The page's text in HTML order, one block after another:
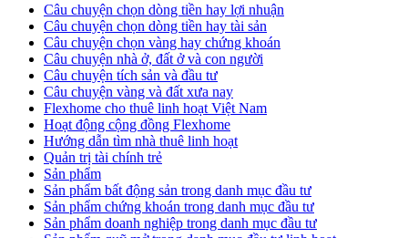
Câu chuyện chọn dòng tiền hay lợi nhuận
Câu chuyện chọn dòng tiền hay tài sản
Câu chuyện chọn vàng hay chứng khoán
Câu chuyện nhà ở, đất ở và con người
Câu chuyện tích sản và đầu tư
Câu chuyện vàng và đất xưa nay
Flexhome cho thuê linh hoạt Việt Nam
Hoạt động cộng đồng Flexhome
Hướng dẫn tìm nhà thuê linh hoạt
Quản trị tài chính trẻ
Sản phẩm
Sản phẩm bất động sản trong danh mục đầu tư
Sản phẩm chứng khoán trong danh mục đầu tư
Sản phẩm doanh nghiệp trong danh mục đầu tư